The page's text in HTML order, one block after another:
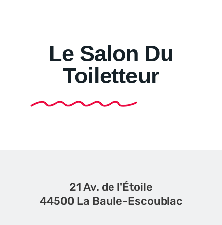
Le Salon Du
Toiletteur
21 Av. de l'Étoile
44500 La Baule-Escoublac